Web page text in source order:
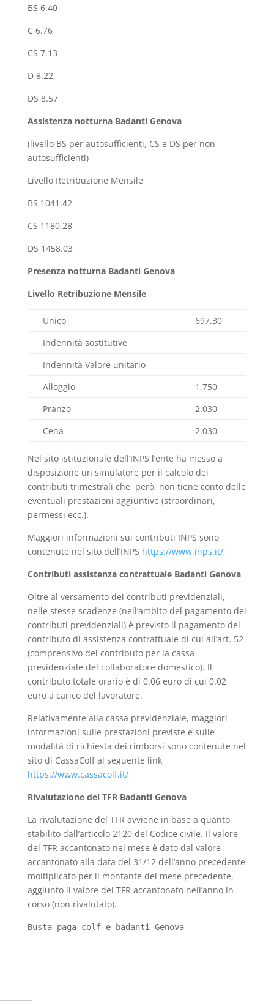
BS 6.40
C 6.76
CS 7.13
D 8.22
DS 8.57
Assistenza notturnaBadanti Genova
(livello BS per autosufficienti, CS e DS per non
autosufficienti)
Livello Retribuzione Mensile
BS 1041.42
CS 1180.28
DS 1458.03
Presenza notturnaBadanti Genova
Livello Retribuzione Mensile
Unico
697.30
Indennità sostitutive
Indennità Valore unitario
Alloggio
1.750
Pranzo
2.030
Cena
2.030
Nel sito istituzionale dell’INPS l’ente ha messo a
disposizione un simulatore per il calcolo dei
contributi trimestrali che, però, non tiene conto delle
eventuali prestazioni aggiuntive (straordinari,
permessi ecc.).
Maggiori informazioni sui contributi INPS sono
contenute nel sito dell’INPS https://www.inps.it/
Contributi assistenza contrattualeBadanti Genova
Oltre al versamento dei contributi previdenziali,
nelle stesse scadenze (nell’ambito del pagamento dei
contributi previdenziali) è previsto il pagamento del
contributo di assistenza contrattuale di cui all’art. 52
(comprensivo del contributo per la cassa
previdenziale del collaboratore domestico). Il
contributo totale orario è di 0.06 euro di cui 0.02
euro a carico del lavoratore.
Relativamente alla cassa previdenziale, maggiori
informazioni sulle prestazioni previste e sulle
modalità di richiesta dei rimborsi sono contenute nel
sito di CassaColf al seguente link
https://www.cassacolf.it/
Rivalutazione del TFR Badanti Genova
La rivalutazione del TFR avviene in base a quanto
stabilito dall’articolo 2120 del Codice civile. Il valore
del TFR accantonato nel mese è dato dal valore
accantonato alla data del 31/12 dell’anno precedente
moltiplicato per il montante del mese precedente,
aggiunto il valore del TFR accantonato nell’anno in
corso (non rivalutato).
Busta paga colf e badanti Genova